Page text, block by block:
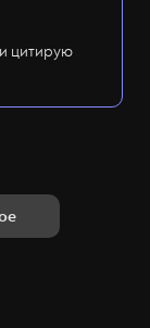
цитирую